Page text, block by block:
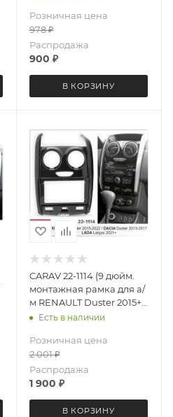
Розничная цена
978₽
Распродажа
900 ₽
В КОРЗИНУ
CARAV 22-1114 (9 дюйм.
монтажная рамка для а/
м RENAULT Duster 2015+
(Ver.2) / LADA Largus
Есть в наличии
Розничная цена
2 001₽
Распродажа
1 900 ₽
В КОРЗИНУ